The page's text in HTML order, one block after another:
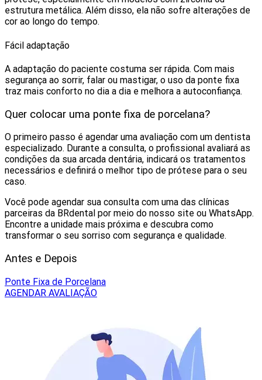
estrutura metálica. Além disso, ela não sofre alterações de
cor ao longo do tempo.
Fácil adaptação
A adaptação do paciente costuma ser rápida. Com mais
segurança ao sorrir, falar ou mastigar, o uso da ponte fixa
traz mais conforto no dia a dia e melhora a autoconfiança.
Quer colocar uma ponte fixa de porcelana?
O primeiro passo é agendar uma avaliação com um dentista
especializado. Durante a consulta, o profissional avaliará as
condições da sua arcada dentária, indicará os tratamentos
necessários e definirá o melhor tipo de prótese para o seu
caso.
Você pode agendar sua consulta com uma das clínicas
parceiras da BRdental por meio do nosso site ou WhatsApp.
Encontre a unidade mais próxima e descubra como
transformar o seu sorriso com segurança e qualidade.
Antes e Depois
Ponte Fixa de Porcelana
AGENDAR AVALIAÇÃO